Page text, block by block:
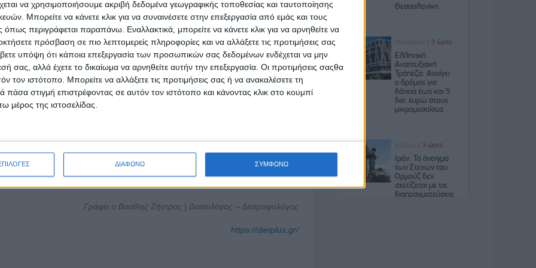
να χρησιμοποιήσουμε ακριβή δεδομένα γεωγραφικής τοποθεσίας και ταυτοποίησης
Μπορείτε να κάνετε κλικ για να συναινέσετε στην επεξεργασία από εμάς και τους
περιγράφεται παραπάνω. Εναλλακτικά, μπορείτε να κάνετε κλικ για να αρνηθείτε να
πρόσβαση σε πιο λεπτομερείς πληροφορίες και να αλλάξετε τις προτιμήσεις σας
υπόψη ότι κάποια επεξεργασία των προσωπικών σας δεδομένων ενδέχεται να μην
σας, αλλά έχετε το δικαίωμα να αρνηθείτε αυτήν την επεξεργασία. Οι προτιμήσεις σαςθα
τον ιστότοπο. Μπορείτε να αλλάξετε τις προτιμήσεις σας ή να ανακαλέσετε τη
στιγμή επιστρέφοντας σε αυτόν τον ιστότοπο και κάνοντας κλικ στο κουμπί
μέρος της ιστοσελίδας.
ΔΙΑΦΩΝΩ ΣΥΜΦΩΝΩ
με πολλές θερμίδες, επιπλέον εμποδίζει την απορρόφηση των διάφορων
ζάχαρη και διάφορα χημικά, τα οποία είναι επιβλαβή για τον οργανισμό σας.
Όταν προέρχονται από αμιγή κομμάτια κρέατος, περιέχουν μόνο το λίπος
είναι ορατό με το γυμνό μάτι.
ενήλικας καταναλώνει σε καθημερινή βάση περίπου 18-22 κουταλάκια του
ημερησίως). Καλό λοιπόν θα ήταν να ελέγχετε την ποσότητα της ζάχαρης
τρόφιμα που περιέχουν κρυφή ζάχαρη.
και σε μεγάλες ποσότητες, αποδεδειγμένα συμβάλλει στην εμφάνιση
πρόσληψη βάρους. Ειδικά τα τυριά πλούσια σε λιπαρά περιέχουν
τυριά με σύνεση και επιλέξτε τυριά, όσο τον δυνατόν με χαμηλότερα
Γράφει ο Βασίλης Ζήντρος | Διαιτολόγος – Διατροφολόγος
https://dietplus.gr/